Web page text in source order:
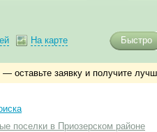
На карте Быстро
— оставьте заявку и получите
поселки в Приозерском районе